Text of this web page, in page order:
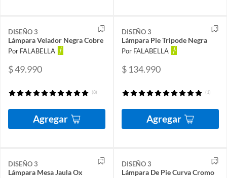
DISEÑO 3
Lámpara Velador Negra Cobre
Por FALABELLA
$ 49.990
(8)
Agregar
DISEÑO 3
Lámpara Pie Tripode Negra
Por FALABELLA
$ 134.990
(1)
Agregar
DISEÑO 3
Lámpara Mesa Jaula Ox
DISEÑO 3
Lámpara De Pie Curva Cromo